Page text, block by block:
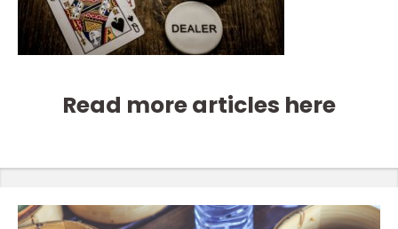
Read more articles here